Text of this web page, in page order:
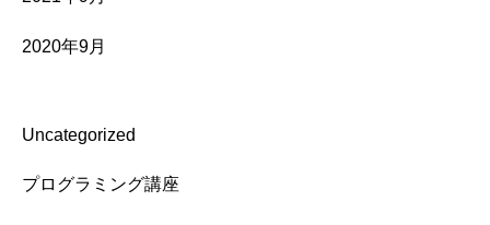
2020年9月
Uncategorized
プログラミング講座